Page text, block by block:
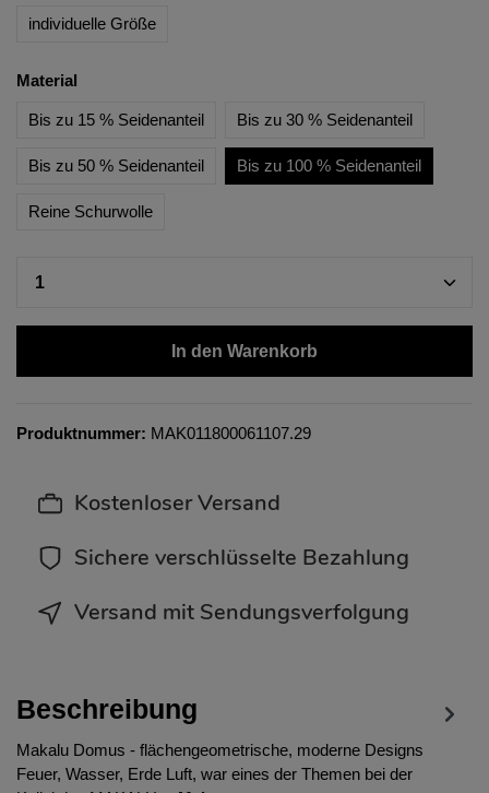
individuelle Größe
Material
Bis zu 15 % Seidenanteil Bis zu 30 % Seidenanteil
Bis zu 50 % Seidenanteil Bis zu 100 % Seidenanteil
Reine Schurwolle
In den Warenkorb
Produktnummer: MAK011800061107.29
Kostenloser Versand
Sichere verschlüsselte Bezahlung
Versand mit Sendungsverfolgung
Beschreibung
Makalu Domus - flächengeometrische, moderne Designs
Feuer, Wasser, Erde Luft, war eines der Themen bei der